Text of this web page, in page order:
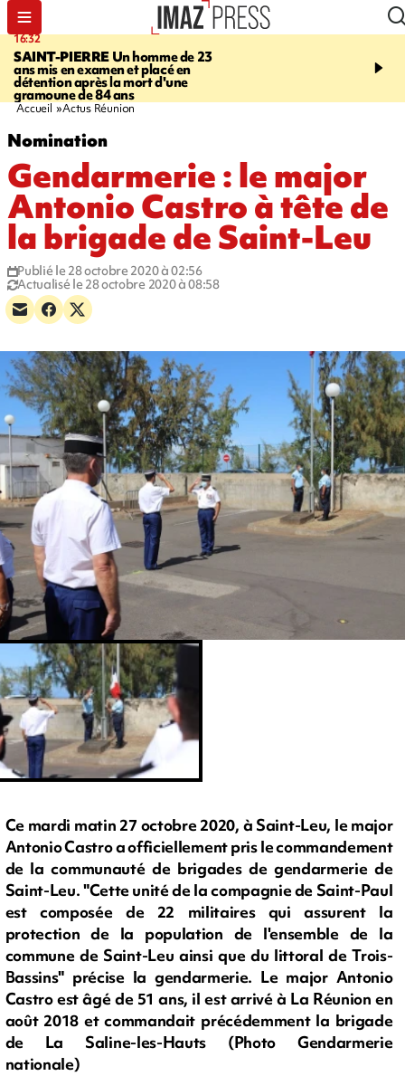
16:32
SAINT-PIERREUn homme de 23
ans mis en examen et placé en
détention après la mort d'une
gramoune de 84 ans
21:08
et Turquie scellent un
Accueil Actus Réunion
Nomination
Gendarmerie : le major
Antonio Castro à tête de
la brigade de Saint-Leu
Publié le 28 octobre 2020 à 02:56
Actualisé le 28 octobre 2020 à 08:58
Ce mardi matin 27 octobre 2020, à Saint-Leu, le major
Antonio Castro a officiellement pris le commandement
de la communauté de brigades de gendarmerie de
Saint-Leu. "Cette unité de la compagnie de Saint-Paul
est composée de 22 militaires qui assurent la
protection de la population de l'ensemble de la
commune de Saint-Leu ainsi que du littoral de Trois-
Bassins" précise la gendarmerie. Le major Antonio
Castro est âgé de 51 ans, il est arrivé à La Réunion en
août 2018 et commandait précédemment la brigade
de La Saline-les-Hauts (Photo Gendarmerie
nationale)